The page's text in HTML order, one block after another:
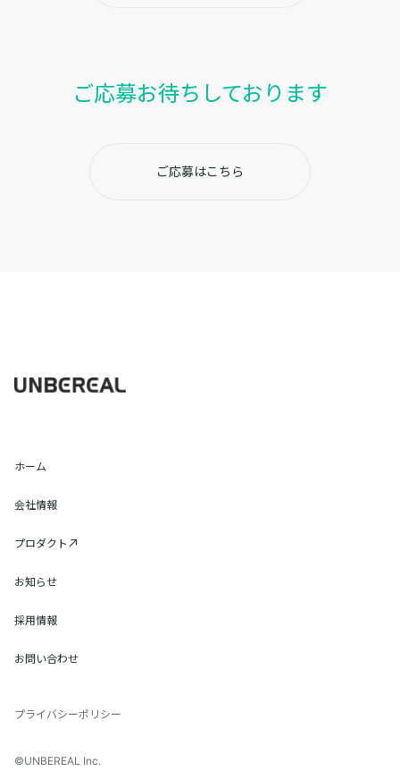
ご応募お待ちしております
ご応募はこちら
ホーム
会社情報
プロダクト
お知らせ
採用情報
お問い合わせ
プライバシーポリシー
©UNBEREAL Inc.